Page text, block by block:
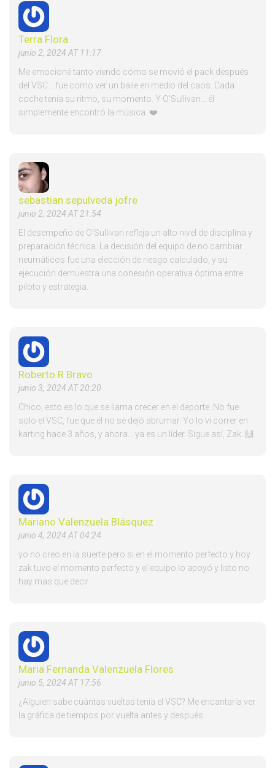
Terra Flora
junio 2, 2024 AT 11:17
Me emocioné tanto viendo cómo se movió el pack después
del VSC... fue como ver un baile en medio del caos. Cada
coche tenía su ritmo, su momento. Y O'Sullivan... él
simplemente encontró la música. ❤️
sebastian sepulveda jofre
junio 2, 2024 AT 21:54
El desempeño de O'Sullivan refleja un alto nivel de disciplina y
preparación técnica. La decisión del equipo de no cambiar
neumáticos fue una elección de riesgo calculado, y su
ejecución demuestra una cohesión operativa óptima entre
piloto y estrategia.
Roberto R Bravo
junio 3, 2024 AT 20:20
Chico, esto es lo que se llama crecer en el deporte. No fue
solo el VSC, fue que él no se dejó abrumar. Yo lo vi correr en
karting hace 3 años, y ahora... ya es un líder. Sigue así, Zak. 🙌
Mariano Valenzuela Blásquez
junio 4, 2024 AT 04:24
yo no creo en la suerte pero si en el momento perfecto y hoy
zak tuvo el momento perfecto y el equipo lo apoyó y listo no
hay mas que decir
Maria Fernanda Valenzuela Flores
junio 5, 2024 AT 17:56
¿Alguien sabe cuántas vueltas tenía el VSC? Me encantaría ver
la gráfica de tiempos por vuelta antes y después